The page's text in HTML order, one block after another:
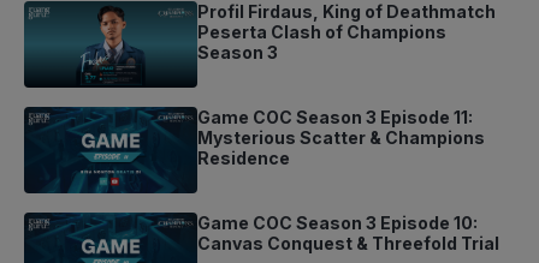
Profil Firdaus, King of Deathmatch
Peserta Clash of Champions
Season 3
Game COC Season 3 Episode 11:
Mysterious Scatter & Champions
Residence
Game COC Season 3 Episode 10:
Canvas Conquest & Threefold Trial